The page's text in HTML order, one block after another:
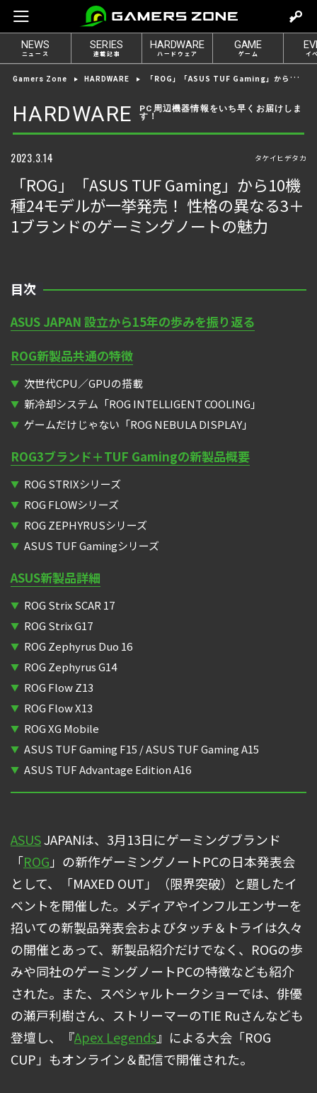
e
t
o
o
g
n
NEWS
ニュース
SERIES
連載記事
HARDWARE
ハードウェア
GAME
ゲーム イ
Gamers Zone HARDWARE 「ROG」「ASUS TUF Gaming」から10機種24モデルが一挙発売！ 性格の異なる3＋1ブランドのゲーミングノートの魅力
HARDWARE PC周辺機器情報をいち早くお届けしま
す！
2023.3.14 タケイヒデタカ
「ROG」「ASUS TUF Gaming」から10機
種24モデルが一挙発売！ 性格の異なる3＋
1ブランドのゲーミングノートの魅力
目次
ASUS JAPAN 設立から15年の歩みを振り返る
ROG新製品共通の特徴
次世代CPU／GPUの搭載
新冷却システム「ROG INTELLIGENT COOLING」
ゲームだけじゃない「ROG NEBULA DISPLAY」
ROG3ブランド＋TUF Gamingの新製品概要
ROG STRIXシリーズ
ROG FLOWシリーズ
ROG ZEPHYRUSシリーズ
ASUS TUF Gamingシリーズ
ASUS新製品詳細
ROG Strix SCAR 17
ROG Strix G17
ROG Zephyrus Duo 16
ROG Zephyrus G14
ROG Flow Z13
ROG Flow X13
ROG XG Mobile
ASUS TUF Gaming F15 / ASUS TUF Gaming A15
ASUS TUF Advantage Edition A16
ASUSJAPANは、3月13日にゲーミングブランド
「ROG」の新作ゲーミングノートPCの日本発表会
として、「MAXED OUT」（限界突破）と題したイ
ベントを開催した。メディアやインフルエンサーを
招いての新製品発表会およびタッチ＆トライは久々
の開催とあって、新製品紹介だけでなく、ROGの歩
みや同社のゲーミングノートPCの特徴なども紹介
された。また、スペシャルトークショーでは、俳優
の瀬戸利樹さん、ストリーマーのTIE Ruさんなども
登壇し、『Apex Legends』による大会「ROG
CUP」もオンライン＆配信で開催された。